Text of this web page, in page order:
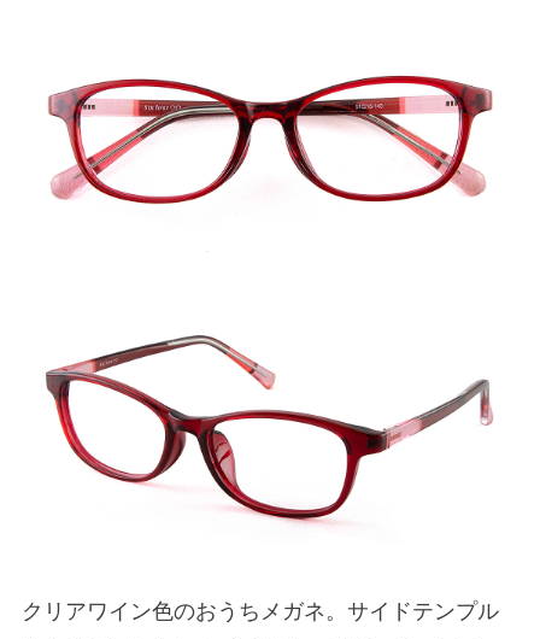
クリアワイン色のおうちメガネ。サイドテンプル